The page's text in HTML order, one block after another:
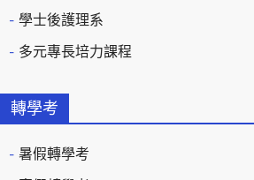
學士後護理系
多元專長培力課程
轉學考
暑假轉學考